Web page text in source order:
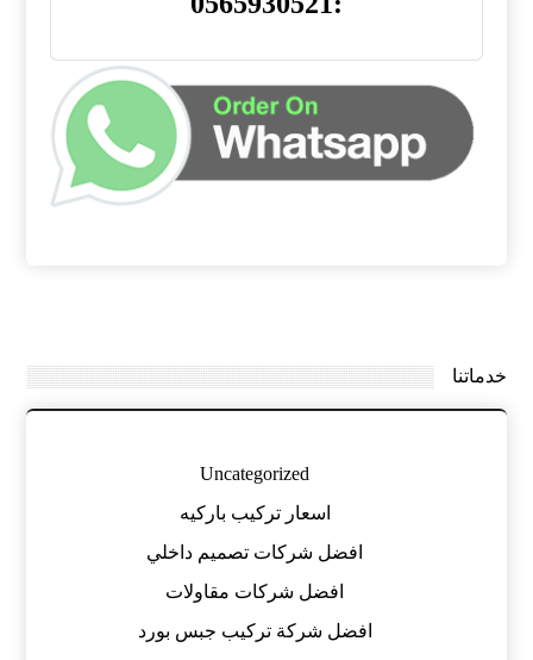
خدماتنا
Uncategorized
اسعار تركيب باركيه
افضل شركات تصميم داخلي
افضل شركات مقاولات
افضل شركة تركيب جبس بورد